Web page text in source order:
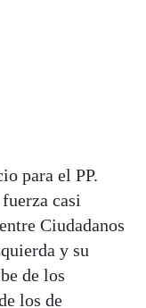
para el PP.
casi
Ciudadanos
y su
de los
los de